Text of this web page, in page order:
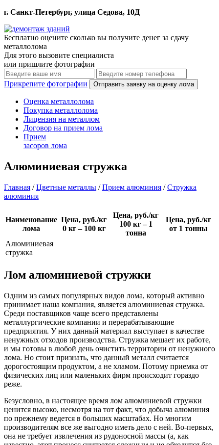
г. Санкт-Петербург, улица Седова, 10Д
Бесплатно оцените сколько вы получите денег за сдачу
металлолома
Для этого вызовите специалиста
или пришлите фотографии
Прикрепите фотографии
Оценка металлолома
Покупка металлолома
Лицензия на металлом
Договор на прием лома
Прием
засоров лома
Алюминиевая стружка
Главная /Цветные металлы /Прием алюминия /Стружка
алюминия
Наименование
лома
Цена, руб./кг
0 кг – 100 кг
Цена, руб./кг
100 кг – 1
тонна
Цена, руб./кг
от 1 тонны
Алюминиевая
стружка
Лом алюминиевой стружки
Одним из самых популярных видов лома, который активно
принимает наша компания, является алюминиевая стружка.
Среди поставщиков чаще всего представлены
металлургические компании и перерабатывающие
предприятия. У них данный материал выступает в качестве
ненужных отходов производства. Стружка мешает их работе,
и мы готовы в любой день очистить территории от ненужного
лома. Но стоит признать, что данный металл считается
дорогостоящим продуктом, а не хламом. Потому приемка от
физических лиц или маленьких фирм происходит гораздо
реже.
Безусловно, в настоящее время лом алюминиевой стружки
ценится высоко, несмотря на тот факт, что добыча алюминия
по прежнему ведется в больших масштабах. Но многим
производителям все же выгодно иметь дело с ней. Во-первых,
она не требует извлечения из рудоносной массы (а, как